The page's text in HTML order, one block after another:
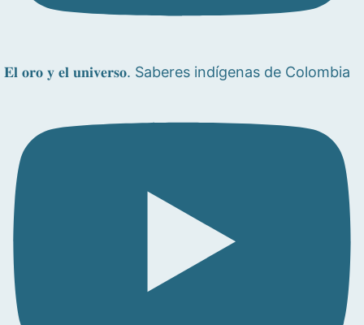
𝐄𝐥 𝐨𝐫𝐨 𝐲 𝐞𝐥 𝐮𝐧𝐢𝐯𝐞𝐫𝐬𝐨. Saberes indígenas de Colombia